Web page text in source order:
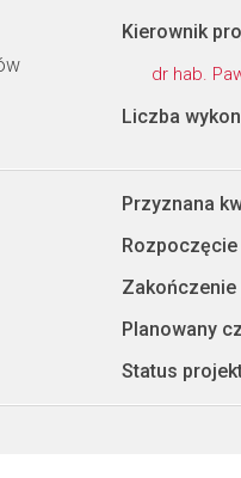
Kierownik
dr hab.
Liczba
Przyznana
Zakończenie
Planowany
Status